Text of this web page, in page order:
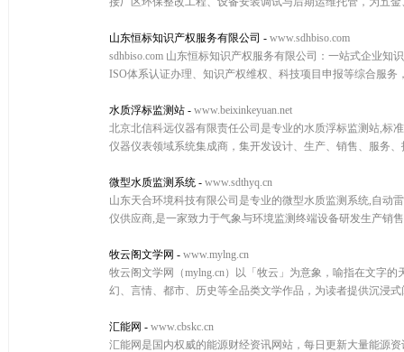
山东恒标知识产权服务有限公司 - www.sdhbiso.com
sdhbiso.com 山东恒标知识产权服务有限公司：一站式企业
ISO体系认证办理、知识产权维权、科技项目申报等综合服
水质浮标监测站 - www.beixinkeyuan.net
北京北信科远仪器有限责任公司是专业的水质浮标监测站,标
仪器仪表领域系统集成商，集开发设计、生产、销售、服务
微型水质监测系统 - www.sdthyq.cn
山东天合环境科技有限公司是专业的微型水质监测系统,自动
仪供应商,是一家致力于气象与环境监测终端设备研发生产销
牧云阁文学网 - www.mylng.cn
牧云阁文学网（mylng.cn）以「牧云」为意象，喻指在文字
幻、言情、都市、历史等全品类文学作品，为读者提供沉浸
汇能网 - www.cbskc.cn
汇能网是国内权威的能源财经资讯网站，每日更新大量能源